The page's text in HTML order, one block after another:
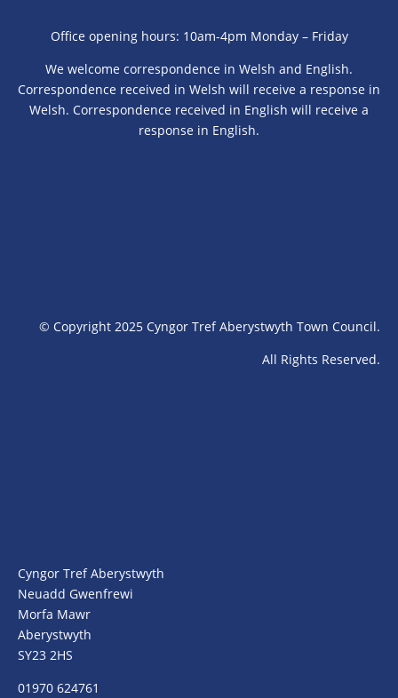
Office opening hours: 10am-4pm Monday – Friday
We welcome correspondence in Welsh and English.
Correspondence received in Welsh will receive a response in
Welsh. Correspondence received in English will receive a
response in English.
© Copyright 2025 Cyngor Tref Aberystwyth Town Council.
All Rights Reserved.
Cyngor Tref Aberystwyth
Neuadd Gwenfrewi
Morfa Mawr
Aberystwyth
SY23 2HS
01970 624761